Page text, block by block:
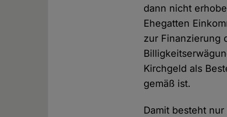
dann nicht
Ehegatten
zur Finanzierung
Kirchgeld als
gemäß ist.
Damit besteht